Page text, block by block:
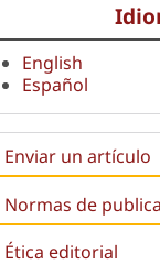
English
Español
Enviar un artículo
Normas de
Ética editorial